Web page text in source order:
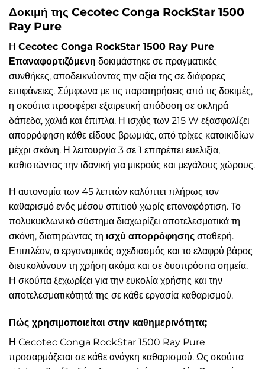
Δοκιμή της Cecotec Conga RockStar 1500
Ray Pure
Η Cecotec Conga RockStar 1500 Ray Pure
Επαναφορτιζόμενη δοκιμάστηκε σε πραγματικές
συνθήκες, αποδεικνύοντας την αξία της σε διάφορες
επιφάνειες. Σύμφωνα με τις παρατηρήσεις από τις δοκιμές,
η σκούπα προσφέρει εξαιρετική απόδοση σε σκληρά
δάπεδα, χαλιά και έπιπλα. Η ισχύς των 215 W εξασφαλίζει
απορρόφηση κάθε είδους βρωμιάς, από τρίχες κατοικιδίων
μέχρι σκόνη. Η λειτουργία 3 σε 1 επιτρέπει ευελιξία,
καθιστώντας την ιδανική για μικρούς και μεγάλους χώρους.
Η αυτονομία των 45 λεπτών καλύπτει πλήρως τον
καθαρισμό ενός μέσου σπιτιού χωρίς επαναφόρτιση. Το
πολυκυκλωνικό σύστημα διαχωρίζει αποτελεσματικά τη
σκόνη, διατηρώντας τη ισχύ απορρόφησης σταθερή.
Επιπλέον, ο εργονομικός σχεδιασμός και το ελαφρύ βάρος
διευκολύνουν τη χρήση ακόμα και σε δυσπρόσιτα σημεία.
Η σκούπα ξεχωρίζει για την ευκολία χρήσης και την
αποτελεσματικότητά της σε κάθε εργασία καθαρισμού.
Πώς χρησιμοποιείται στην καθημερινότητα;
Η Cecotec Conga RockStar 1500 Ray Pure
προσαρμόζεται σε κάθε ανάγκη καθαρισμού. Ως σκούπα